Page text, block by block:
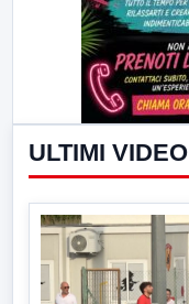
ULTIMI VIDEO